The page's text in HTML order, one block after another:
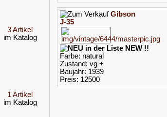
3 Artikel
im Katalog
1 Artikel
im Katalog
Gibson
J-35
NEW !!
Farbe: natural
Zustand: vg +
Baujahr: 1939
Preis: 12500